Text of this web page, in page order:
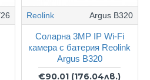
Reolink Argus B320
Соларна 3MP IP Wi-Fi
камера с батерия Reolink
Argus B320
€90.01 (176.04лв.)